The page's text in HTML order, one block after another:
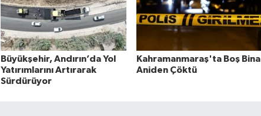
Büyükşehir, Andırın’da Yol
Yatırımlarını Artırarak
Sürdürüyor
Kahramanmaraş'ta Boş Bina
Aniden Çöktü